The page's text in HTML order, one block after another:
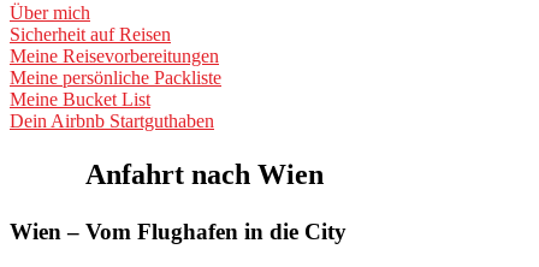
Über mich
Sicherheit auf Reisen
Meine Reisevorbereitungen
Meine persönliche Packliste
Meine Bucket List
Dein Airbnb Startguthaben
Anfahrt nach Wien
Wien – Vom Flughafen in die City